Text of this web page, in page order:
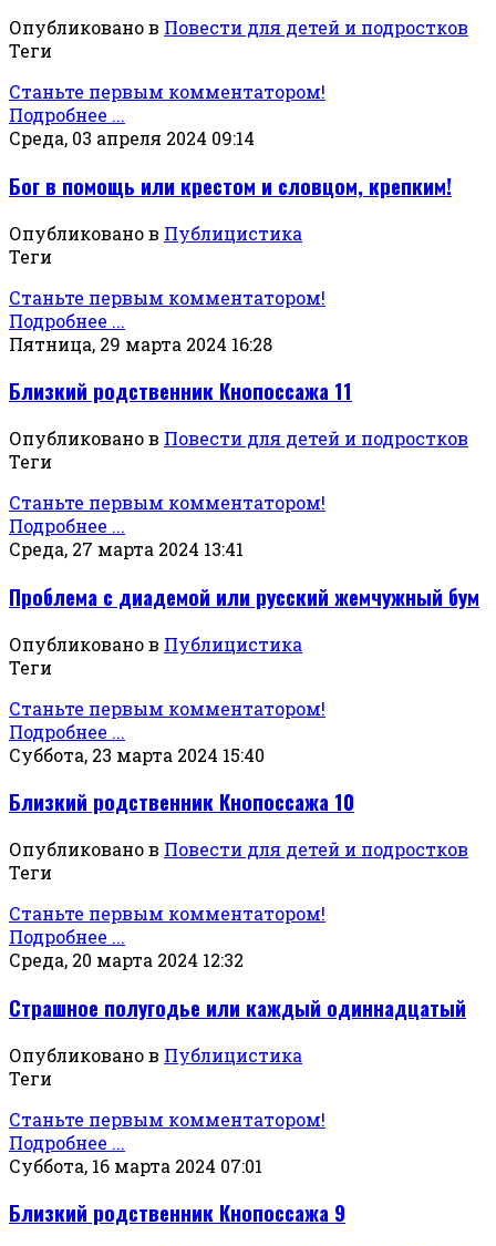
Опубликовано в Повести для детей и подростков
Теги
Станьте первым комментатором!
Подробнее ...
Среда, 03 апреля 2024 09:14
Бог в помощь или крестом и словцом, крепким!
Опубликовано в Публицистика
Теги
Станьте первым комментатором!
Подробнее ...
Пятница, 29 марта 2024 16:28
Близкий родственник Кнопоссажа 11
Опубликовано в Повести для детей и подростков
Теги
Станьте первым комментатором!
Подробнее ...
Среда, 27 марта 2024 13:41
Проблема с диадемой или русский жемчужный бум
Опубликовано в Публицистика
Теги
Станьте первым комментатором!
Подробнее ...
Суббота, 23 марта 2024 15:40
Близкий родственник Кнопоссажа 10
Опубликовано в Повести для детей и подростков
Теги
Станьте первым комментатором!
Подробнее ...
Среда, 20 марта 2024 12:32
Страшное полугодье или каждый одиннадцатый
Опубликовано в Публицистика
Теги
Станьте первым комментатором!
Подробнее ...
Суббота, 16 марта 2024 07:01
Близкий родственник Кнопоссажа 9